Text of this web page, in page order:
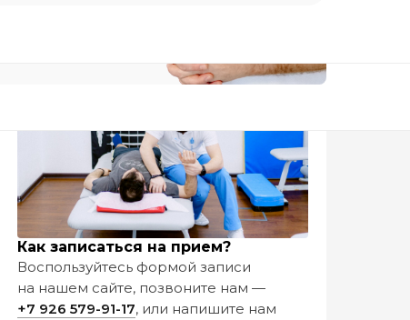
Как записаться на прием?
Воспользуйтесь формой записи
на нашем сайте, позвоните нам —
+7 926 579-91-17, или напишите нам